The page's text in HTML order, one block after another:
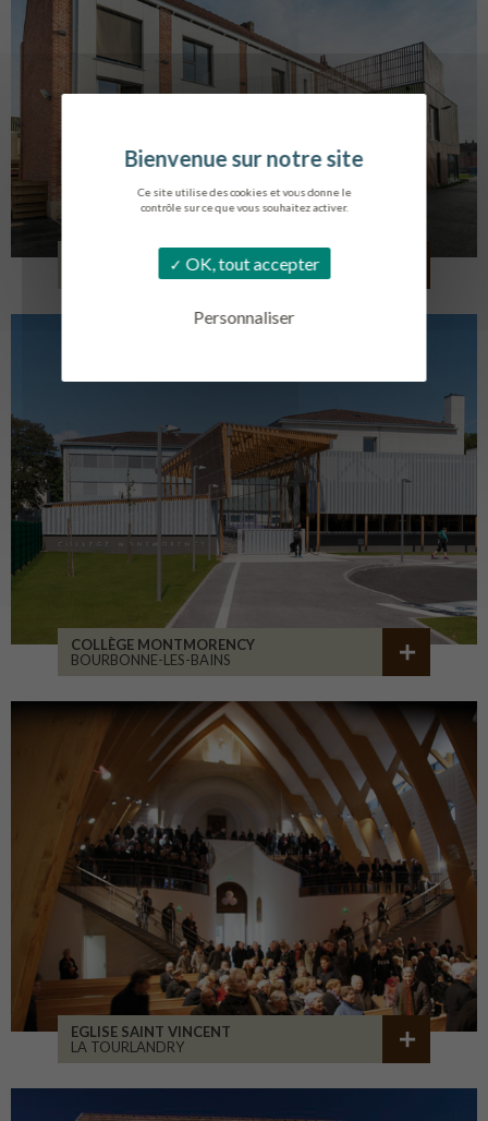
Ce site utilise des cookies et vous donne le
contrôle sur ce que vous souhaitez activer.
OK, tout accepter
Personnaliser
LOG. JEUNES TRAVAILLEURS
COLLÈGE MONTMORENCY
BOURBONNE-LES-BAINS
EGLISE SAINT VINCENT
LA TOURLANDRY